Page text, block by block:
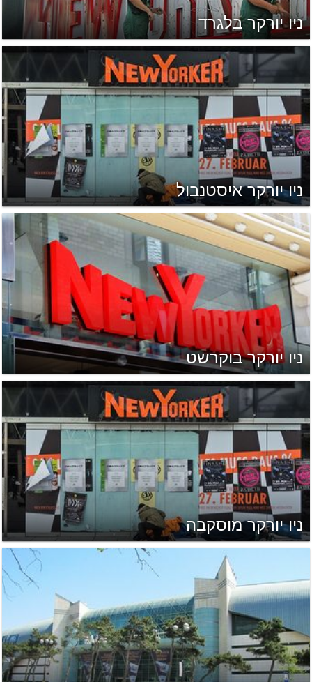
ניו יורקר בלגרד
ניו יורקר איסטנבול
ניו יורקר בוקרשט
ניו יורקר מוסקבה